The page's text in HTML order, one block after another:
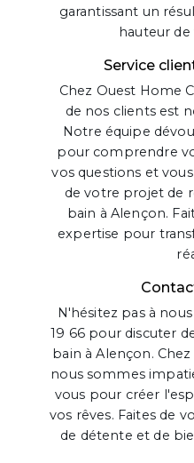
garantissant un
hauteur de
Service
Chez Ouest Home
de nos clients est
Notre équipe
pour comprendre
vos questions et
de votre projet de
bain à Alençon.
expertise pour
N'hésitez pas à
19 66 pour discuter
bain à Alençon.
nous sommes
vous pour créer
vos rêves. Faites de
de détente et de